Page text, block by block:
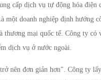
cấp dịch vụ tự động hóa điện
doanh nghiệp định hướng
mại quốc tế. Công ty có
dịch vụ ở nước ngoài.
nên đơn giản hơn". Công ty